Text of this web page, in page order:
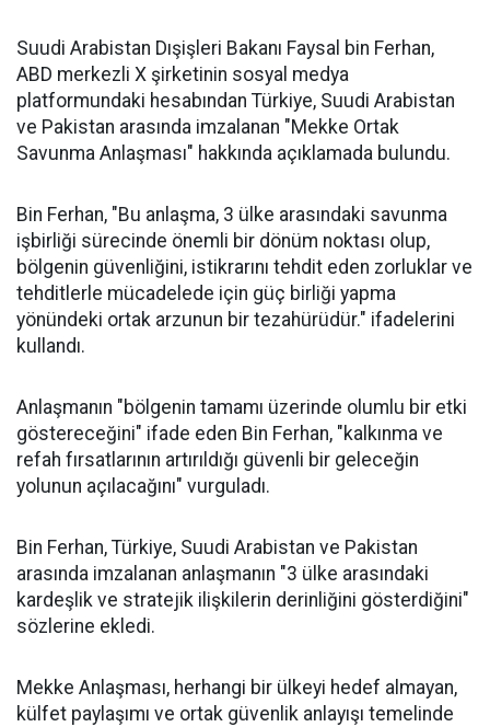
Suudi Arabistan Dışişleri Bakanı Faysal bin Ferhan,
ABD merkezli X şirketinin sosyal medya
platformundaki hesabından Türkiye, Suudi Arabistan
ve Pakistan arasında imzalanan "Mekke Ortak
Savunma Anlaşması" hakkında açıklamada bulundu.
Bin Ferhan, "Bu anlaşma, 3 ülke arasındaki savunma
işbirliği sürecinde önemli bir dönüm noktası olup,
bölgenin güvenliğini, istikrarını tehdit eden zorluklar ve
tehditlerle mücadelede için güç birliği yapma
yönündeki ortak arzunun bir tezahürüdür." ifadelerini
kullandı.
Anlaşmanın "bölgenin tamamı üzerinde olumlu bir etki
göstereceğini" ifade eden Bin Ferhan, "kalkınma ve
refah fırsatlarının artırıldığı güvenli bir geleceğin
yolunun açılacağını" vurguladı.
Bin Ferhan, Türkiye, Suudi Arabistan ve Pakistan
arasında imzalanan anlaşmanın "3 ülke arasındaki
kardeşlik ve stratejik ilişkilerin derinliğini gösterdiğini"
sözlerine ekledi.
Mekke Anlaşması, herhangi bir ülkeyi hedef almayan,
külfet paylaşımı ve ortak güvenlik anlayışı temelinde